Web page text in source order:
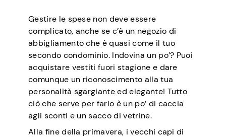
Gestire le spese non deve essere
complicato, anche se c’è un negozio di
abbigliamento che è quasi come il tuo
secondo condominio. Indovina un po’? Puoi
acquistare vestiti fuori stagione e dare
comunque un riconoscimento alla tua
personalità sgargiante ed elegante! Tutto
ciò che serve per farlo è un po’ di caccia
agli sconti e un sacco di vetrine.
Alla fine della primavera, i vecchi capi di